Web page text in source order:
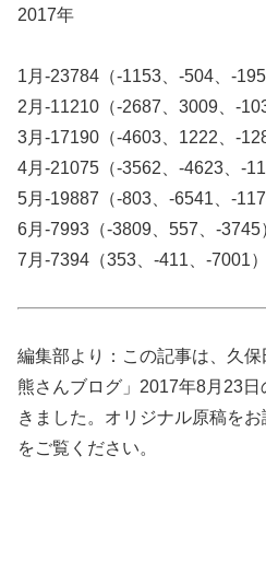
2017年
1月-23784（-1153、-504、-
2月-11210（-2687、3009、-
3月-17190（-4603、1222、-
4月-21075（-3562、-4623、-
5月-19887（-803、-6541、-
6月-7993（-3809、557、-
7月-7394（353、-411、-7001
編集部より：この記事は、久
熊さんブログ」2017年8月23
きました。オリジナル原稿を
をご覧ください。